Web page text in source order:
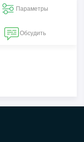
Параметры
Обсудить